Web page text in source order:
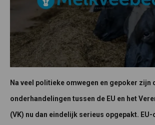
Na veel politieke omwegen en gepoker zijn
onderhandelingen tussen de EU en het
(VK) nu dan eindelijk serieus opgepakt.